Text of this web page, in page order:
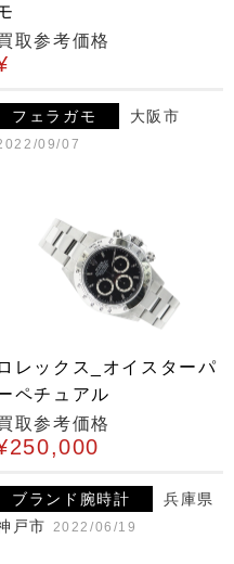
取参考価格
フェラガモ 大阪市
09/07
ロレックス_オイスターパ
ペチュアル
取参考価格
ブランド腕時計
兵庫県
戸市 2022/06/19